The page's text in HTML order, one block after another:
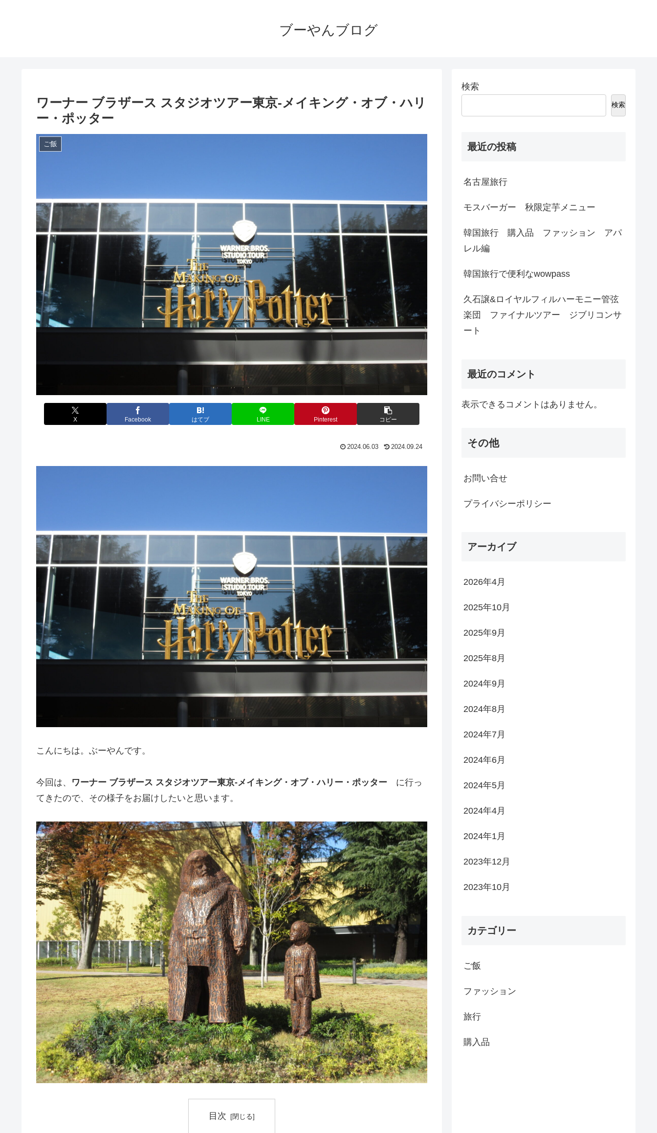
ブーやんブログ
ワーナー ブラザース スタジオツアー東京‐メイキング・オブ・ハリ
ー・ポッター
ご飯
X Facebook はてブ LINE Pinterest コピー
2024.06.03 2024.09.24
こんにちは。ぶーやんです。
今回は、 ワーナー ブラザース スタジオツアー東京‐メイキング・オブ・ハリー・ポッター に行っ
てきたので、その様子をお届けしたいと思います。
目次
検索
検索
最近の投稿
名古屋旅行
モスバーガー 秋限定芋メニュー
韓国旅行 購入品 ファッション アパ
レル編
韓国旅行で便利なwowpass
久石譲&ロイヤルフィルハーモニー管弦
楽団 ファイナルツアー ジブリコンサ
ート
最近のコメント
表示できるコメントはありません。
その他
お問い合せ
プライバシーポリシー
アーカイブ
2026年4月
2025年10月
2025年9月
2025年8月
2024年9月
2024年8月
2024年7月
2024年6月
2024年5月
2024年4月
2024年1月
2023年12月
2023年10月
カテゴリー
ご飯
ファッション
旅行
購入品